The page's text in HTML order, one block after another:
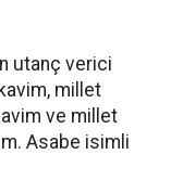
utanç verici
millet
ve millet
Asabe isimli